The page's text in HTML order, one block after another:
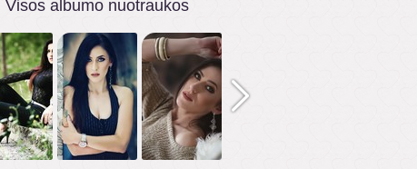
Visos albumo nuotraukos